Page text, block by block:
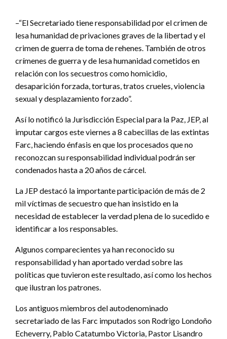
–“El Secretariado tiene responsabilidad por el crimen de
lesa humanidad de privaciones graves de la libertad y el
crimen de guerra de toma de rehenes. También de otros
crímenes de guerra y de lesa humanidad cometidos en
relación con los secuestros como homicidio,
desaparición forzada, torturas, tratos crueles, violencia
sexual y desplazamiento forzado”.
Así lo notificó la Jurisdicción Especial para la Paz, JEP, al
imputar cargos este viernes a 8 cabecillas de las extintas
Farc, haciendo énfasis en que los procesados que no
reconozcan su responsabilidad individual podrán ser
condenados hasta a 20 años de cárcel.
La JEP destacó la importante participación de más de 2
mil víctimas de secuestro que han insistido en la
necesidad de establecer la verdad plena de lo sucedido e
identificar a los responsables.
Algunos comparecientes ya han reconocido su
responsabilidad y han aportado verdad sobre las
políticas que tuvieron este resultado, así como los hechos
que ilustran los patrones.
Los antiguos miembros del autodenominado
secretariado de las Farc imputados son Rodrigo Londoño
Echeverry, Pablo Catatumbo Victoria, Pastor Lisandro